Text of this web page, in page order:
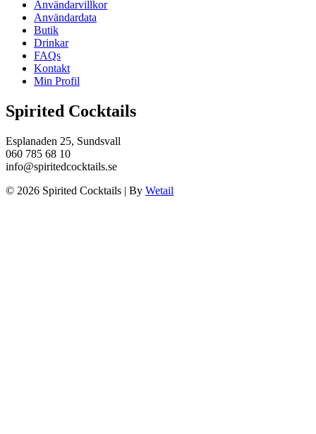
Användarvillkor
Användardata
Butik
Drinkar
FAQs
Kontakt
Min Profil
Spirited Cocktails
Esplanaden 25, Sundsvall
060 785 68 10
info@spiritedcocktails.se
© 2026 Spirited Cocktails | By Wetail